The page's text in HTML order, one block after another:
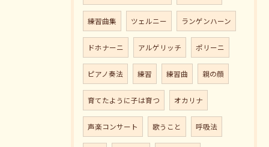
練習曲集 ツェルニー ランゲンハーン
ドホナーニ アルゲリッチ ポリーニ
ピアノ奏法 練習 練習曲 親の顔
育てたように子は育つ オカリナ
声楽コンサート 歌うこと 呼吸法